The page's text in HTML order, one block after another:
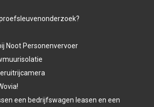
Noot Personenvervoer
een bedrijfswagen leasen en een